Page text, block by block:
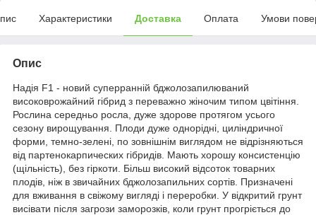
Характеристики Доставка Оплата Умови
Опис
Надія F1 - новий суперранній бджолозапилюваний
високоврожайний гібрид з переважно жіночим типом цвітіння.
Рослина середньо росла, дуже здорове протягом усього
сезону вирощування. Плоди дуже однорідні, циліндричної
форми, темно-зелені, по зовнішнім виглядом не відрізняються
від партенокарпических гібридів. Мають хорошу консистенцію
(щільність), без гіркоти. Більш високий відсоток товарних
плодів, ніж в звичайних бджолозапильних сортів. Призначені
для вживання в свіжому вигляді і переробки. У відкритий грунт
висівати після загрози заморозків, коли грунт прогріється до